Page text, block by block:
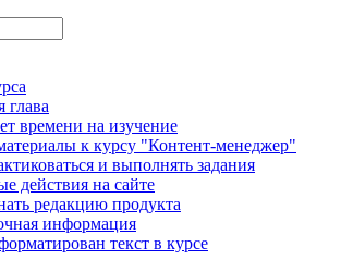
глава
времени на изучение
к курсу "Контент-менеджер"
и выполнять задания
действия на сайте
редакцию продукта
информация
текст в курсе